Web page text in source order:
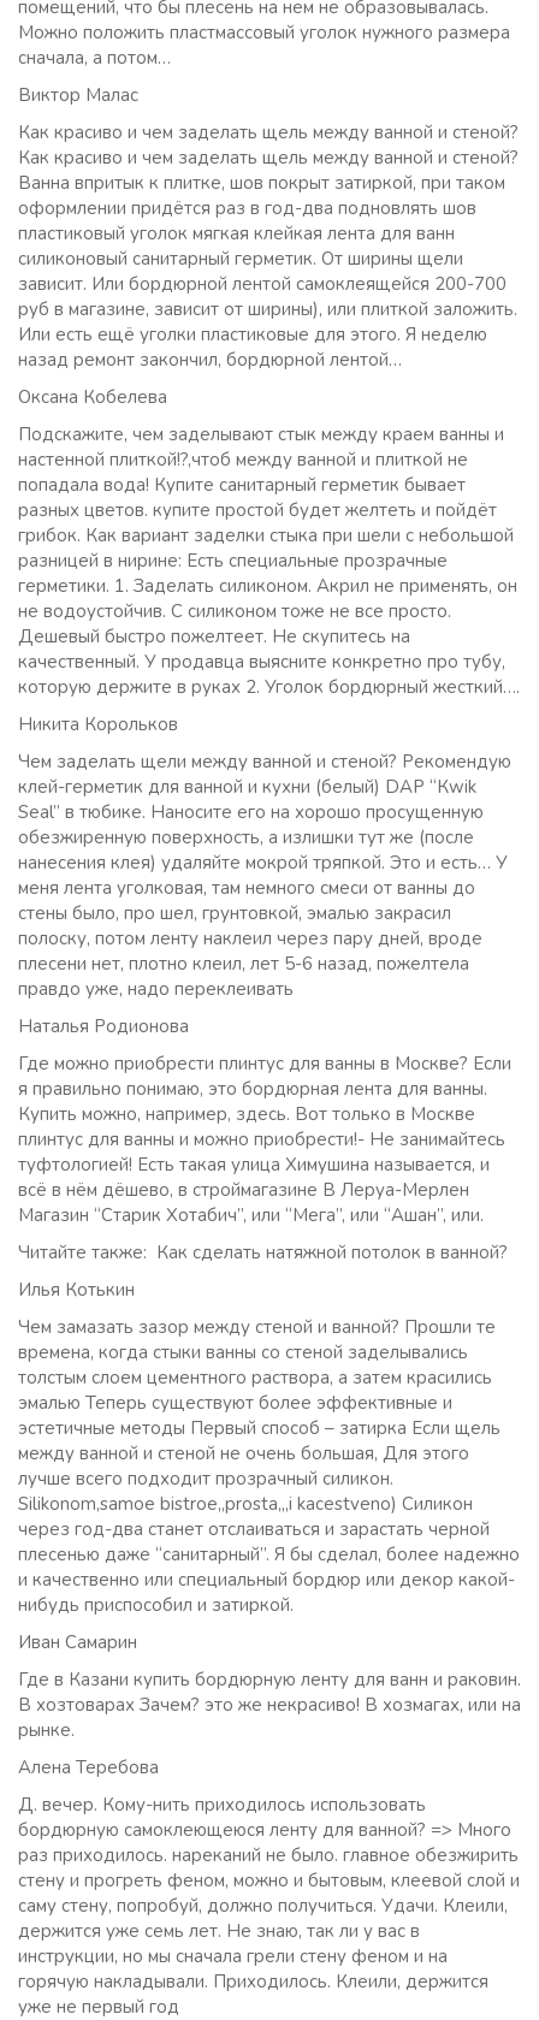
помещений, что бы плесень на нем не образовывалась.
Можно положить пластмассовый уголок нужного размера
сначала, а потом…
Виктор Малас
Как красиво и чем заделать щель между ванной и стеной?
Как красиво и чем заделать щель между ванной и стеной?
Ванна впритык к плитке, шов покрыт затиркой, при таком
оформлении придётся раз в год-два подновлять шов
пластиковый уголок мягкая клейкая лента для ванн
силиконовый санитарный герметик. От ширины щели
зависит. Или бордюрной лентой самоклеящейся 200-700
руб в магазине, зависит от ширины), или плиткой заложить.
Или есть ещё уголки пластиковые для этого. Я неделю
назад ремонт закончил, бордюрной лентой…
Оксана Кобелева
Подскажите, чем заделывают стык между краем ванны и
настенной плиткой!?,чтоб между ванной и плиткой не
попадала вода! Купите санитарный герметик бывает
разных цветов. купите простой будет желтеть и пойдёт
грибок. Как вариант заделки стыка при шели с небольшой
разницей в нирине: Есть специальные прозрачные
герметики. 1. Заделать силиконом. Акрил не применять, он
не водоустойчив. С силиконом тоже не все просто.
Дешевый быстро пожелтеет. Не скупитесь на
качественный. У продавца выясните конкретно про тубу,
которую держите в руках 2. Уголок бордюрный жесткий….
Никита Корольков
Чем заделать щели между ванной и стеной? Рекомендую
клей-герметик для ванной и кухни (белый) DAP “Кwik
Seal” в тюбике. Наносите его на хорошо просущенную
обезжиренную поверхность, а излишки тут же (после
нанесения клея) удаляйте мокрой тряпкой. Это и есть… У
меня лента уголковая, там немного смеси от ванны до
стены было, про шел, грунтовкой, эмалью закрасил
полоску, потом ленту наклеил через пару дней, вроде
плесени нет, плотно клеил, лет 5-6 назад, пожелтела
правдо уже, надо переклеивать
Наталья Родионова
Где можно приобрести плинтус для ванны в Москве? Если
я правильно понимаю, это бордюрная лента для ванны.
Купить можно, например, здесь. Вот только в Москве
плинтус для ванны и можно приобрести!- Не занимайтесь
туфтологией! Есть такая улица Химушина называется, и
всё в нём дёшево, в строймагазине В Леруа-Мерлен
Магазин “Старик Хотабич”, или “Мега”, или “Ашан”, или.
Читайте также: Как сделать натяжной потолок в ванной?
Илья Котькин
Чем замазать зазор между стеной и ванной? Прошли те
времена, когда стыки ванны со стеной заделывались
толстым слоем цементного раствора, а затем красились
эмалью Теперь существуют более эффективные и
эстетичные методы Первый способ – затирка Если щель
между ванной и стеной не очень большая, Для этого
лучше всего подходит прозрачный силикон.
Silikonom,samoe bistroe,,prosta,,,i kacestveno) Силикон
через год-два станет отслаиваться и зарастать черной
плесенью даже “санитарный”. Я бы сделал, более надежно
и качественно или специальный бордюр или декор какой-
нибудь приспособил и затиркой.
Иван Самарин
Где в Казани купить бордюрную ленту для ванн и раковин.
В хозтоварах Зачем? это же некрасиво! В хозмагах, или на
рынке.
Алена Теребова
Д. вечер. Кому-нить приходилось использовать
бордюрную самоклеющеюся ленту для ванной? => Много
раз приходилось. нареканий не было. главное обезжирить
стену и прогреть феном, можно и бытовым, клеевой слой и
саму стену, попробуй, должно получиться. Удачи. Клеили,
держится уже семь лет. Не знаю, так ли у вас в
инструкции, но мы сначала грели стену феном и на
горячую накладывали. Приходилось. Клеили, держится
уже не первый год